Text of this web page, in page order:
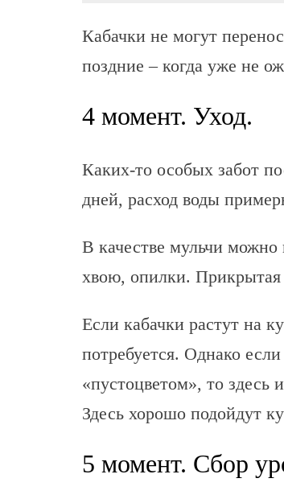
Кабачки не могут
поздние – когда уже не
4 момент. Уход.
Каких-то особых забот
дней, расход воды
В качестве мульчи можно
хвою, опилки. Прикрытая
Если кабачки растут на
потребуется. Однако
«пустоцветом», то здесь
Здесь хорошо подойдут
5 момент. Сбор